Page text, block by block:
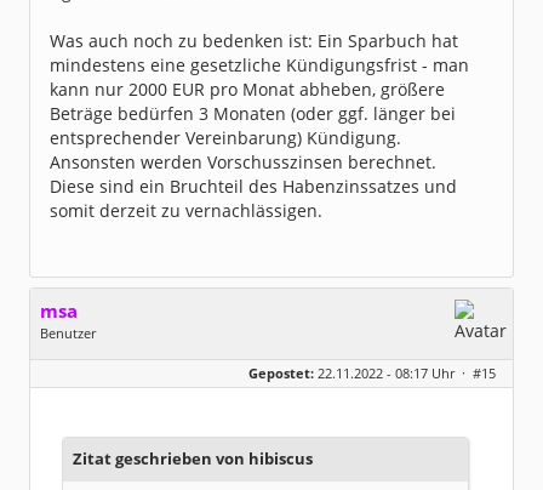
Was auch noch zu bedenken ist: Ein Sparbuch hat
mindestens eine gesetzliche Kündigungsfrist - man
kann nur 2000 EUR pro Monat abheben, größere
Beträge bedürfen 3 Monaten (oder ggf. länger bei
entsprechender Vereinbarung) Kündigung.
Ansonsten werden Vorschusszinsen berechnet.
Diese sind ein Bruchteil des Habenzinssatzes und
somit derzeit zu vernachlässigen.
msa
Benutzer
Geschlecht:
Alter:
63
Gepostet: 22.11.2022 - 08:17 Uhr · #15
Zitat geschrieben von hibiscus